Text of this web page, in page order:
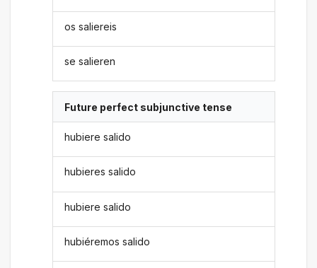
os saliereis
se salieren
Future perfect subjunctive tense
hubiere salido
hubieres salido
hubiere salido
hubiéremos salido